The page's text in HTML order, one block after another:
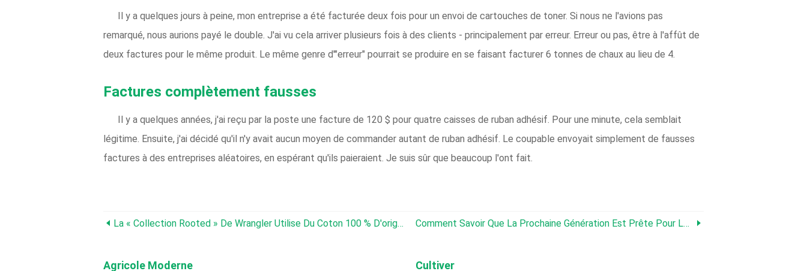
Il y a quelques jours à peine, mon entreprise a été facturée deux fois pour un envoi de cartouches de toner. Si nous ne l'avions pas
remarqué, nous aurions payé le double. J'ai vu cela arriver plusieurs fois à des clients - principalement par erreur. Erreur ou pas, être à l'affût de
deux factures pour le même produit. Le même genre d'"erreur" pourrait se produire en se faisant facturer 6 tonnes de chaux au lieu de 4.
Factures complètement fausses
Il y a quelques années, j'ai reçu par la poste une facture de 120 $ pour quatre caisses de ruban adhésif. Pour une minute, cela semblait
légitime. Ensuite, j'ai décidé qu'il n'y avait aucun moyen de commander autant de ruban adhésif. Le coupable envoyait simplement de fausses
factures à des entreprises aléatoires, en espérant qu'ils paieraient. Je suis sûr que beaucoup l'ont fait.
La « Collection Rooted » De Wrangler Utilise Du Coton 100 % D'origine Locale Comment Savoir Que La Prochaine Génération Est Prête Pour La Transition Des Actifs
Agricole Moderne Cultiver